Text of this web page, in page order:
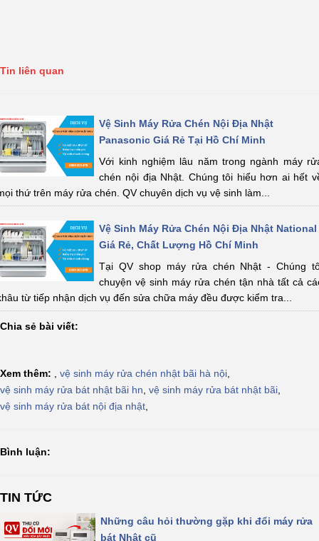
Tin liên quan
Vệ Sinh Máy Rửa Chén Nội Địa Nhật
Panasonic Giá Rẻ Tại Hồ Chí Minh
Với kinh nghiệm lâu năm trong ngành máy
chén nội địa Nhật. Chúng tôi hiểu hơn ai hết
thứ trên máy rửa chén. QV chuyên dịch vụ vệ sinh làm...
Vệ Sinh Máy Rửa Chén Nội Địa Nhật National
Giá Rẻ, Chất Lượng Hồ Chí Minh
Tại QV shop máy rửa chén Nhật - Chúng
chuyện vệ sinh máy rửa chén tận nhà tất cả
từ tiếp nhận dịch vụ đến sửa chữa máy đều được kiểm tra...
Chia sẻ bài viết:
Xem thêm: vệ sinh máy rửa chén nhật bãi hà nội
vệ sinh máy rửa bát nhật bãi hn vệ sinh máy rửa bát nhật bãi
vệ sinh máy rửa bát nội địa nhật
Bình luận:
TIN TỨC
Những câu hỏi thường gặp khi đổi máy rửa
bát Nhật cũ